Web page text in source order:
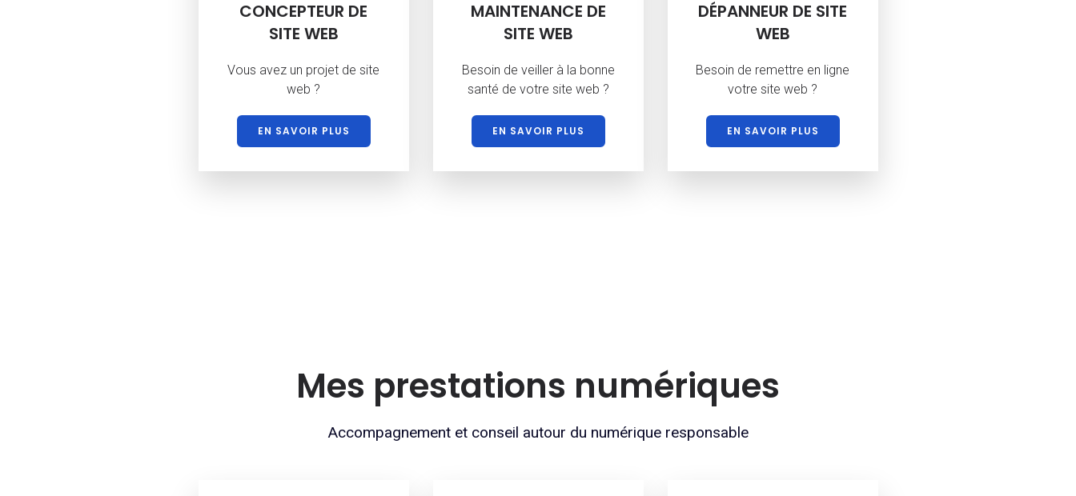
CONCEPTEUR DE
SITE WEB
Vous avez un projet de site
web ?
EN SAVOIR PLUS
MAINTENANCE DE
SITE WEB
Besoin de veiller à la bonne
santé de votre site web ?
EN SAVOIR PLUS
DÉPANNEUR DE SITE
WEB
Besoin de remettre en ligne
votre site web ?
EN SAVOIR PLUS
Mes prestations numériques
Accompagnement et conseil autour du numérique responsable